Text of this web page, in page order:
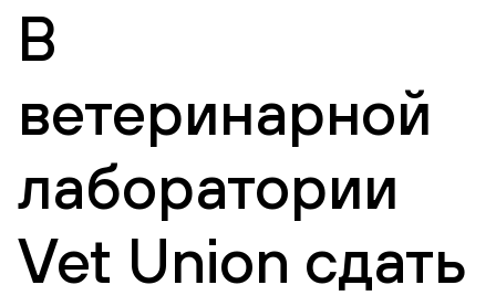
В
ветеринарной
лаборатории
Vet Union сдать